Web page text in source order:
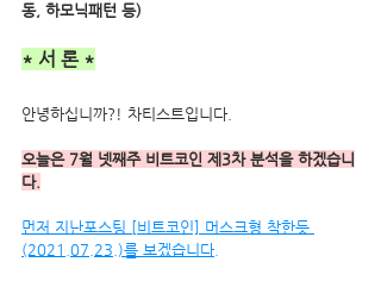
동, 하모닉패턴 등)
* 서 론 *
안녕하십니까?! 차티스트입니다.
오늘은 7월 넷째주 비트코인 제3차 분석을 하겠습니
다.
먼저 지난포스팅 [비트코인] 머스크형 착한듯
(2021.07.23.)를 보겠습니다.